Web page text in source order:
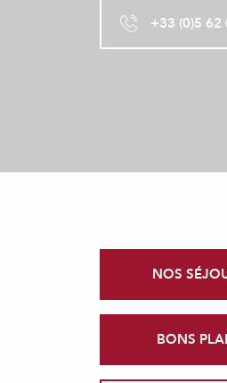
+33 (0)5 62
NOS
BONS